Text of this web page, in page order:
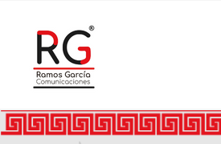
contenido